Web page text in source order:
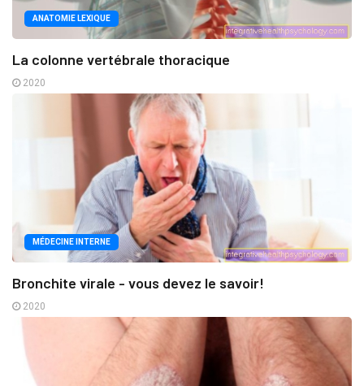
ANATOMIE LEXIQUE
La colonne vertébrale thoracique
2020
MÉDECINE INTERNE
Bronchite virale - vous devez le savoir!
2020